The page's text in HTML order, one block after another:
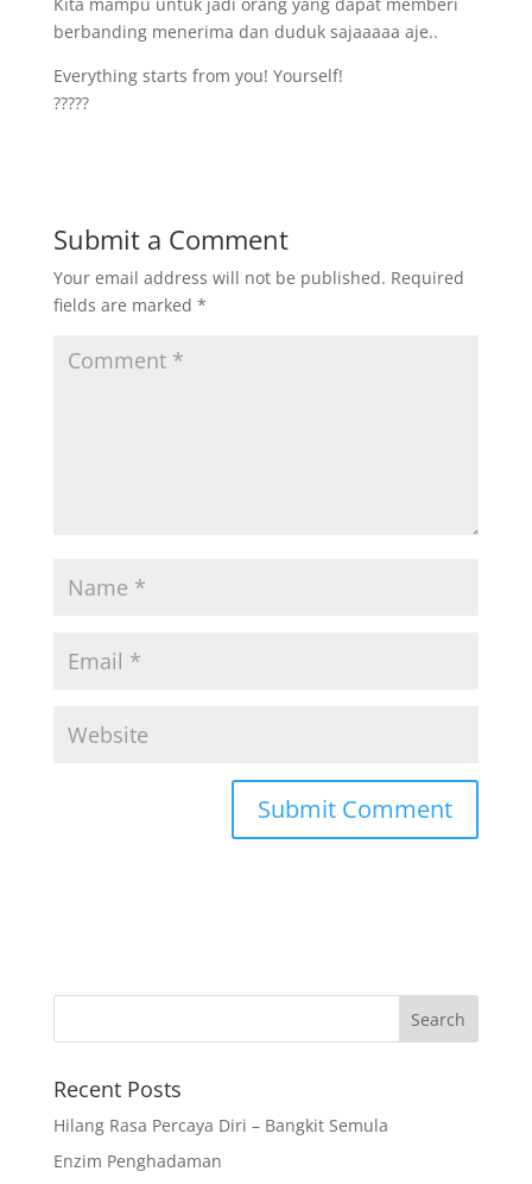
berbanding menerima dan duduk sajaaaaa aje..
Everything starts from you! Yourself!
?????
Submit a Comment
Your email address will not be published. Required
fields are marked *
Recent Posts
Hilang Rasa Percaya Diri – Bangkit Semula
Enzim Penghadaman